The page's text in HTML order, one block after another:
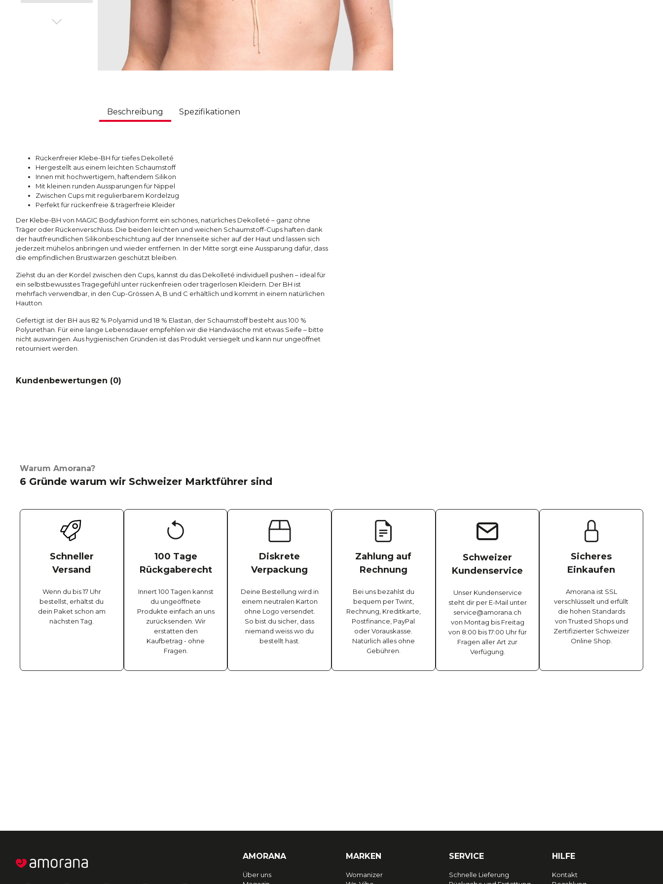
Beschreibung Spezifikationen
Rückenfreier Klebe-BH für tiefes Dekolleté
Hergestellt aus einem leichten Schaumstoff
Innen mit hochwertigem, haftendem Silikon
Mit kleinen runden Aussparungen für Nippel
Zwischen Cups mit regulierbarem Kordelzug
Perfekt für rückenfreie & trägerfreie Kleider
Der Klebe-BH von MAGIC Bodyfashion formt ein schönes, natürliches Dekolleté – ganz ohne
Träger oder Rückenverschluss. Die beiden leichten und weichen Schaumstoff-Cups haften dank
der hautfreundlichen Silikonbeschichtung auf der Innenseite sicher auf der Haut und lassen sich
jederzeit mühelos anbringen und wieder entfernen. In der Mitte sorgt eine Aussparung dafür, dass
die empfindlichen Brustwarzen geschützt bleiben.
Ziehst du an der Kordel zwischen den Cups, kannst du das Dekolleté individuell pushen – ideal für
ein selbstbewusstes Tragegefühl unter rückenfreien oder trägerlosen Kleidern. Der BH ist
mehrfach verwendbar, in den Cup-Grössen A, B und C erhältlich und kommt in einem natürlichen
Hautton.
Gefertigt ist der BH aus 82 % Polyamid und 18 % Elastan, der Schaumstoff besteht aus 100 %
Polyurethan. Für eine lange Lebensdauer empfehlen wir die Handwäsche mit etwas Seife – bitte
nicht auswringen. Aus hygienischen Gründen ist das Produkt versiegelt und kann nur ungeöffnet
retourniert werden.
Kundenbewertungen (0)
Warum Amorana?
6 Gründe warum wir Schweizer Marktführer sind
Schneller
Versand
Wenn du bis 17 Uhr
bestellst, erhältst du
dein Paket schon am
nächsten Tag.
100 Tage
Rückgaberecht
Innert 100 Tagen kannst
du ungeöffnete
Produkte einfach an uns
zurücksenden. Wir
erstatten den
Kaufbetrag - ohne
Fragen.
Diskrete
Verpackung
Deine Bestellung wird in
einem neutralen Karton
ohne Logo versendet.
So bist du sicher, dass
niemand weiss wo du
bestellt hast.
Zahlung auf
Rechnung
Bei uns bezahlst du
bequem per Twint,
Rechnung, Kreditkarte,
Postfinance, PayPal
oder Vorauskasse.
Natürlich alles ohne
Gebühren.
Schweizer
Kundenservice
Unser Kundenservice
steht dir per E-Mail unter
service@amorana.ch
von Montag bis Freitag
von 8:00 bis 17:00 Uhr für
Fragen aller Art zur
Verfügung.
Sicheres
Einkaufen
Amorana ist SSL
verschlüsselt und erfüllt
die hohen Standards
von Trusted Shops und
Zertifizierter Schweizer
Online Shop.
AMORANA
Über uns
MARKEN
Womanizer
SERVICE
Schnelle Lieferung
HILFE
Kontakt